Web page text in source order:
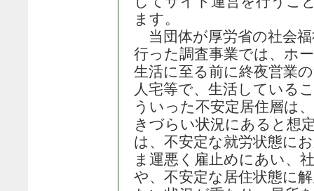
ます。
当団体が厚労省の社会
行った調査事業では、ホ
生活に至る前に終夜営業
人宅等で、生活している
ういった不安定居住層は
きづらい状況にあると想
は、不安定な就労状態に
ま運悪く雇止めにあい、
や、不安定な居住状態に